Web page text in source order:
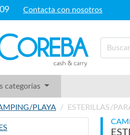
Contacta con nosotros
categorías
PLAYA
ESTERILLAS/